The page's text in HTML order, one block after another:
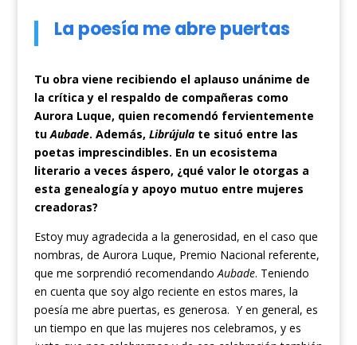
La poesía me abre puertas
Tu obra viene recibiendo el aplauso unánime de
la crítica y el respaldo de compañeras como
Aurora Luque, quien recomendó fervientemente
tuAubade. Además, Librújulate situó entre las
poetas imprescindibles. En un ecosistema
literario a veces áspero, ¿qué valor le otorgas a
esta genealogía y apoyo mutuo entre mujeres
creadoras?
Estoy muy agradecida a la generosidad, en el caso que
nombras, de Aurora Luque, Premio Nacional referente,
que me sorprendió recomendandoAubade. Teniendo
en cuenta que soy algo reciente en estos mares, la
poesía me abre puertas, es generosa. Y en general, es
un tiempo en que las mujeres nos celebramos, y es